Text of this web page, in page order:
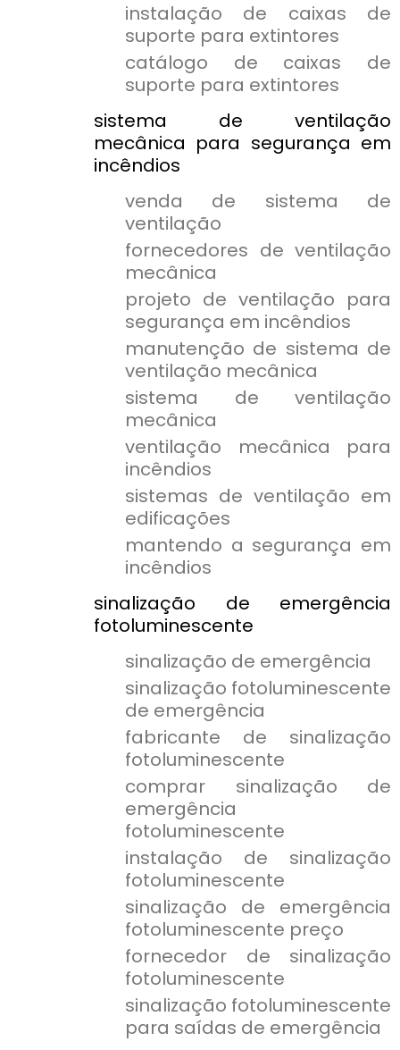
instalação de caixas de
suporte para extintores
catálogo de caixas de
suporte para extintores
sistema de ventilação
mecânica para segurança em
incêndios
venda de sistema de
ventilação
fornecedores de ventilação
mecânica
projeto de ventilação para
segurança em incêndios
manutenção de sistema de
ventilação mecânica
sistema de ventilação
mecânica
ventilação mecânica para
incêndios
sistemas de ventilação em
edificações
mantendo a segurança em
incêndios
sinalização de emergência
fotoluminescente
sinalização de emergência
sinalização fotoluminescente
de emergência
fabricante de sinalização
fotoluminescente
comprar sinalização de
emergência
fotoluminescente
instalação de sinalização
fotoluminescente
sinalização de emergência
fotoluminescente preço
fornecedor de sinalização
fotoluminescente
sinalização fotoluminescente
para saídas de emergência